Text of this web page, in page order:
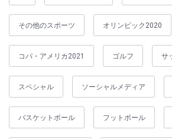
その他のスポーツ オリンピック2020
コパ・アメリカ2021 ゴルフ サ
スペシャル ソーシャルメディア
バスケットボール フットボール